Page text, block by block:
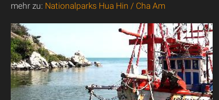
mehr zu: Nationalparks Hua Hin / Cha Am